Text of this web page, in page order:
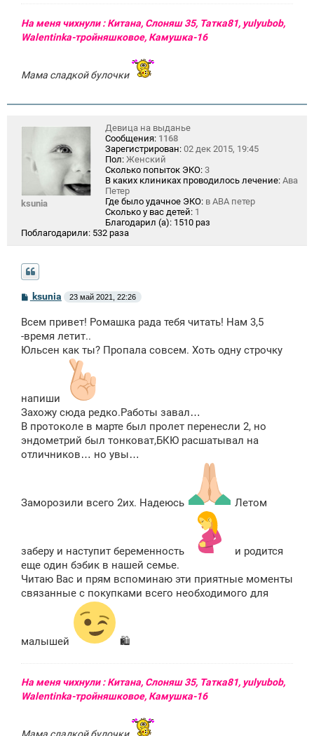
На меня чихнули : Китана, Слоняш 35, Татка81, yulyubob,
Walentinka-тройняшковое, Камушка-16
Мама сладкой булочки
ksunia
Девица на выданье
Сообщения: 1168
Зарегистрирован: 02 дек 2015, 19:45
Пол: Женский
Сколько попыток ЭКО: 3
В каких клиниках проводилось лечение: Ава
Петер
Где было удачное ЭКО: в АВА петер
Сколько у вас детей: 1
Благодарил (а): 1510 раз
Поблагодарили: 532 раза
С
о
б
щ
е
н
ksunia 23 май 2021, 22:26
Всем привет! Ромашка рада тебя читать! Нам 3,5
-время летит..
Юльсен как ты? Пропала совсем. Хоть одну строчку
напиши
Захожу сюда редко.Работы завал…
В протоколе в марте был пролет перенесли 2, но
эндометрий был тонковат,БКЮ расшатывал на
отличников… но увы…
Заморозили всего 2их. Надеюсь Летом
заберу и наступит беременность
и родится
еще один бэбик в нашей семье.
Читаю Вас и прям вспоминаю эти приятные моменты
связанные с покупками всего необходимого для
малышей 🛍
На меня чихнули : Китана, Слоняш 35, Татка81, yulyubob,
Walentinka-тройняшковое, Камушка-16